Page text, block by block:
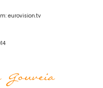
eurovision.tv